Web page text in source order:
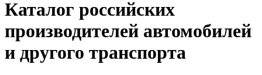
Каталог российских
производителей автомобилей
и другого транспорта